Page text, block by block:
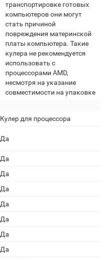
транспортировке готовых
компьютеров они могут
стать причиной
повреждения материнской
платы компьютера. Такие
кулера не рекомендуется
использовать с
процессорами AMD,
несмотря на указание
совместимости на упаковке
Кулер для процессора
Да
Да
Да
Да
Да
Да
Да
Да